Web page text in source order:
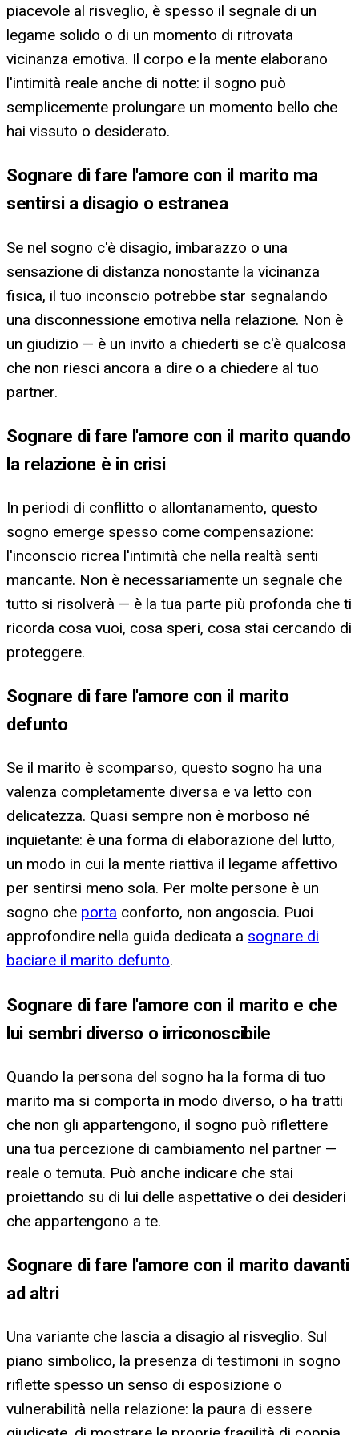
piacevole al risveglio, è spesso il segnale di un
legame solido o di un momento di ritrovata
vicinanza emotiva. Il corpo e la mente elaborano
l'intimità reale anche di notte: il sogno può
semplicemente prolungare un momento bello che
hai vissuto o desiderato.
Sognare di fare l'amore con il marito ma
sentirsi a disagio o estranea
Se nel sogno c'è disagio, imbarazzo o una
sensazione di distanza nonostante la vicinanza
fisica, il tuo inconscio potrebbe star segnalando
una disconnessione emotiva nella relazione. Non è
un giudizio — è un invito a chiederti se c'è qualcosa
che non riesci ancora a dire o a chiedere al tuo
partner.
Sognare di fare l'amore con il marito quando
la relazione è in crisi
In periodi di conflitto o allontanamento, questo
sogno emerge spesso come compensazione:
l'inconscio ricrea l'intimità che nella realtà senti
mancante. Non è necessariamente un segnale che
tutto si risolverà — è la tua parte più profonda che ti
ricorda cosa vuoi, cosa speri, cosa stai cercando di
proteggere.
Sognare di fare l'amore con il marito
defunto
Se il marito è scomparso, questo sogno ha una
valenza completamente diversa e va letto con
delicatezza. Quasi sempre non è morboso né
inquietante: è una forma di elaborazione del lutto,
un modo in cui la mente riattiva il legame affettivo
per sentirsi meno sola. Per molte persone è un
sogno che porta conforto, non angoscia. Puoi
approfondire nella guida dedicata a sognare di
baciare il marito defunto.
Sognare di fare l'amore con il marito e che
lui sembri diverso o irriconoscibile
Quando la persona del sogno ha la forma di tuo
marito ma si comporta in modo diverso, o ha tratti
che non gli appartengono, il sogno può riflettere
una tua percezione di cambiamento nel partner —
reale o temuta. Può anche indicare che stai
proiettando su di lui delle aspettative o dei desideri
che appartengono a te.
Sognare di fare l'amore con il marito davanti
ad altri
Una variante che lascia a disagio al risveglio. Sul
piano simbolico, la presenza di testimoni in sogno
riflette spesso un senso di esposizione o
vulnerabilità nella relazione: la paura di essere